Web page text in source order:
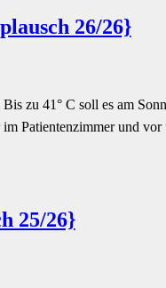
26/26}
zu 41° C soll es am
Patientenzimmer und vor
25/26}